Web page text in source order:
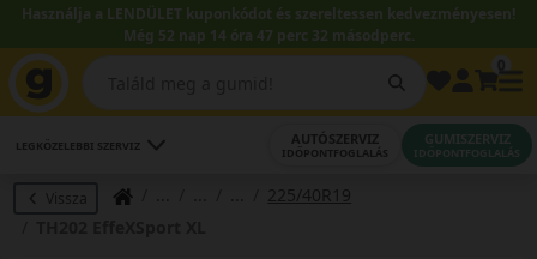
Használja a LENDÜLET kuponkódot és szereltessen kedvezményesen!
Még 52 nap 14 óra 47 perc 32 másodperc.
LEGKÖZELEBBI SZERVIZ AUTÓSZERVIZ
IDŐPONTFOGLALÁS
GUMISZERVIZ
IDŐPONTFOGLALÁS
Vissza
225/40R19